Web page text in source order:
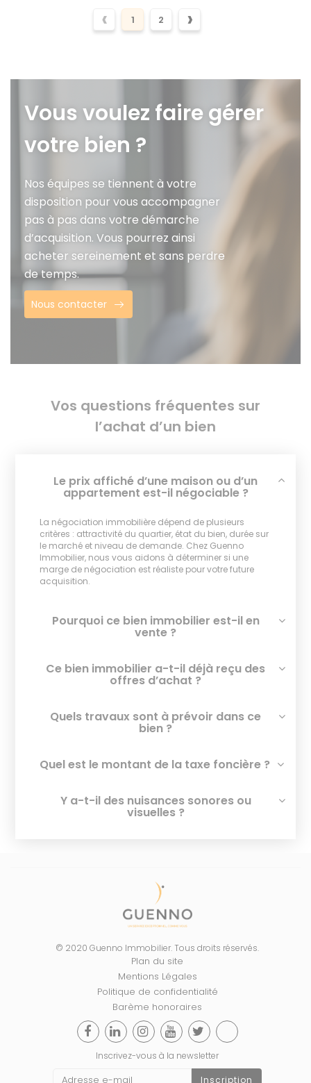
‹ 1 2 ›
Vous voulez faire gérer
votre bien ?
Nos équipes se tiennent à votre
disposition pour vous accompagner
pas à pas dans votre démarche
d’acquisition. Vous pourrez ainsi
acheter sereinement et sans perdre
de temps.
Nous contacter
Vos questions fréquentes sur
l’achat d’un bien
Le prix affiché d’une maison ou d’un
appartement est-il négociable ?
La négociation immobilière dépend de plusieurs
critères : attractivité du quartier, état du bien, durée sur
le marché et niveau de demande. Chez Guenno
Immobilier, nous vous aidons à déterminer si une
marge de négociation est réaliste pour votre future
acquisition.
Pourquoi ce bien immobilier est-il en
vente ?
Ce bien immobilier a-t-il déjà reçu des
offres d’achat ?
Quels travaux sont à prévoir dans ce
bien ?
Quel est le montant de la taxe foncière ?
Y a-t-il des nuisances sonores ou
visuelles ?
© 2020 Guenno Immobilier. Tous droits réservés.
Plan du site
Mentions Légales
Politique de confidentialité
Barème honoraires
Inscrivez-vous à la newsletter
Inscription